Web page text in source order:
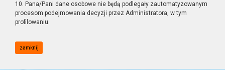
10. Pana/Pani dane osobowe nie będą podlegały zautomatyzowanym
procesom podejmowania decyzji przez Administratora, w tym
profilowaniu.
zamknij